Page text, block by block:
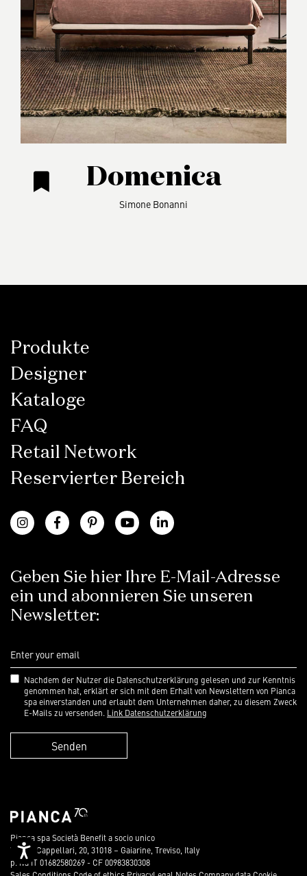
Accessibility
Domenica
Simone Bonanni
Produkte
Designer
Kataloge
FAQ
Retail Network
Reservierter Bereich
Geben Sie hier Ihre E-Mail-Adresse
ein und abonnieren Sie unseren
Newsletter:
Nachdem der Nutzer die Datenschutzerklärung gelesen und zur Kenntnis
genommen hat, erklärt er sich mit dem Erhalt von Newslettern von Pianca
spa einverstanden und erlaubt dem Unternehmen daher, zu diesem Zweck
E-Mails zu versenden. Link Datenschutzerklärung
Senden
Pianca spa Società Benefit a socio unico
Via dei Cappellari, 20, 31018 – Gaiarine, Treviso, Italy
p. iva IT 01682580269 - CF 00983830308